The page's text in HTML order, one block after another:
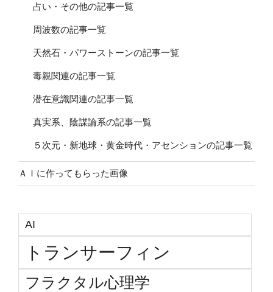
占い・その他の記事一覧
周波数の記事一覧
天然石・パワーストーンの記事一覧
毒親関連の記事一覧
潜在意識関連の記事一覧
真実系、陰謀論系の記事一覧
５次元・新地球・黄金時代・アセンションの記事一覧
ＡＩに作ってもらった画像
AI
トランサーフィン
フラクタル心理学